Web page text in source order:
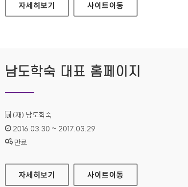
라네즈 홈페이지
자세히보기 사이트이동
남도학숙 대표 홈페이지
기관명 :
(재) 남도학숙
인증기간 :
2016.03.30 ~ 2017.03.29
상태 :
만료
남도학숙 대표 홈페이지
자세히보기 사이트이동